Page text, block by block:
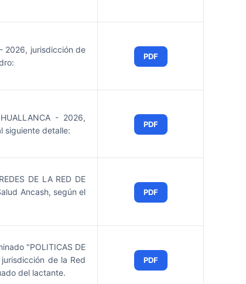
- 2026, jurisdicción de
PDF
- 2026,
siguiente detalle:
PDF
DE LA RED DE
Ancash, según el
PDF
"POLITICAS DE
jurisdicción de la Red
del lactante.
PDF